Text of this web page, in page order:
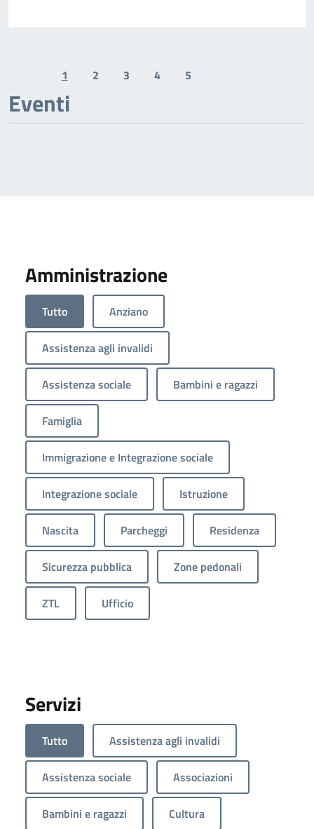
Previous page
1 2 3 4 5
Eventi
Amministrazione
Tutto Anziano
Assistenza agli invalidi
Assistenza sociale Bambini e ragazzi
Famiglia
Immigrazione e Integrazione sociale
Integrazione sociale Istruzione
Nascita Parcheggi Residenza
Sicurezza pubblica Zone pedonali
ZTL Ufficio
Servizi
Tutto Assistenza agli invalidi
Assistenza sociale Associazioni
Bambini e ragazzi Cultura